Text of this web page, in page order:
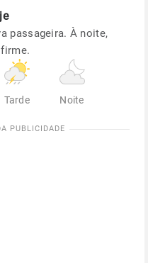
passageira. À noite,
Tarde Noite